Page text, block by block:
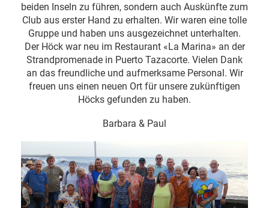
beiden Inseln zu führen, sondern auch Auskünfte zum
Club aus erster Hand zu erhalten. Wir waren eine tolle
Gruppe und haben uns ausgezeichnet unterhalten.
Der Höck war neu im Restaurant «La Marina» an der
Strandpromenade in Puerto Tazacorte. Vielen Dank
an das freundliche und aufmerksame Personal. Wir
freuen uns einen neuen Ort für unsere zukünftigen
Höcks gefunden zu haben.
Barbara & Paul